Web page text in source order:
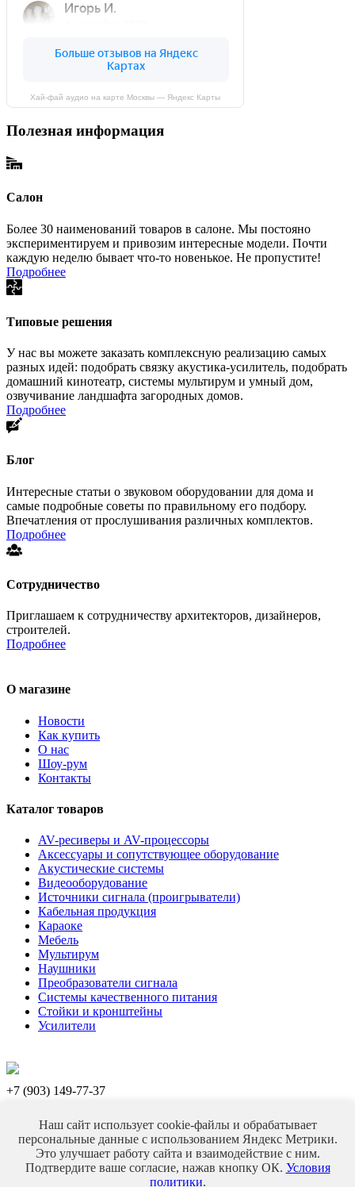
Хай-фай аудио на карте Москвы — Яндекс Карты
Полезная информация
Салон
Более 30 наименований товаров в салоне. Мы постояно
экспериментируем и привозим интересные модели. Почти
каждую неделю бывает что-то новенькое. Не пропустите!
Подробнее
Типовые решения
У нас вы можете заказать комплексную реализацию самых
разных идей: подобрать связку акустика-усилитель, подобрать
домашний кинотеатр, системы мультирум и умный дом,
озвучивание ландшафта загородных домов.
Подробнее
Блог
Интересные статьи о звуковом оборудовании для дома и
самые подробные советы по правильному его подбору.
Впечатления от прослушивания различных комплектов.
Подробнее
Сотрудничество
Приглашаем к сотрудничеству архитекторов, дизайнеров,
строителей.
Подробнее
О магазине
Новости
Как купить
О нас
Шоу-рум
Контакты
Каталог товаров
AV-ресиверы и AV-процессоры
Аксессуары и сопутствующее оборудование
Акустические системы
Видеооборудование
Источники сигнала (проигрыватели)
Кабельная продукция
Караоке
Мебель
Мультирум
Наушники
Преобразователи сигнала
Системы качественного питания
Стойки и кронштейны
Усилители
+7 (903) 149-77-37
E-mail:toporoff.den@yandex.ru
Москва, улица 2-я Владимирская, дом 5, офис 18
Персональный раздел
Наверх
Наш сайт использует cookie-файлы и обрабатывает
персональные данные с использованием Яндекс Метрики.
Это улучшает работу сайта и взаимодействие с ним.
Подтвердите ваше согласие, нажав кнопку ОК. Условия
политики.